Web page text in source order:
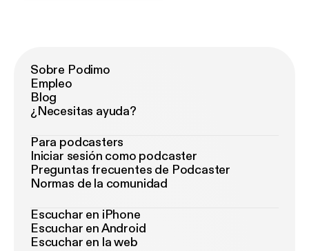
Sobre Podimo
Empleo
Blog
¿Necesitas ayuda?
Para podcasters
Iniciar sesión como podcaster
Preguntas frecuentes de Podcaster
Normas de la comunidad
Escuchar en iPhone
Escuchar en Android
Escuchar en la web